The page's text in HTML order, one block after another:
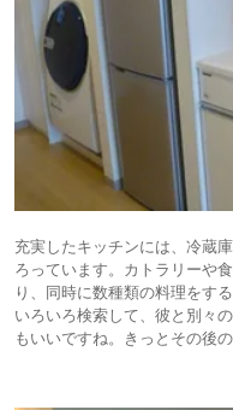
充実したキッチンには、冷蔵
ろっています。カトラリーや
り、同時に数種類の料理をす
いろいろ検索して、彼と別々
もいいですね。きっとその後